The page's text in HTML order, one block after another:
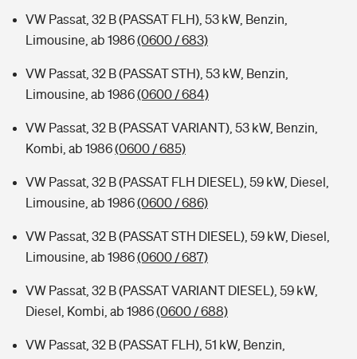
VW Passat, 32 B (PASSAT FLH), 53 kW, Benzin,
Limousine, ab 1986(0600 / 683)
VW Passat, 32 B (PASSAT STH), 53 kW, Benzin,
Limousine, ab 1986(0600 / 684)
VW Passat, 32 B (PASSAT VARIANT), 53 kW, Benzin,
Kombi, ab 1986(0600 / 685)
VW Passat, 32 B (PASSAT FLH DIESEL), 59 kW, Diesel,
Limousine, ab 1986(0600 / 686)
VW Passat, 32 B (PASSAT STH DIESEL), 59 kW, Diesel,
Limousine, ab 1986(0600 / 687)
VW Passat, 32 B (PASSAT VARIANT DIESEL), 59 kW,
Diesel, Kombi, ab 1986(0600 / 688)
VW Passat, 32 B (PASSAT FLH), 51 kW, Benzin,